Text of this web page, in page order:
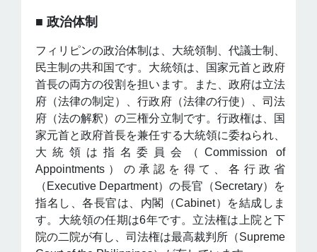
■ 政治体制
フィリピンの政治体制は、大統領制、代議士制、
民主制の共和国です。大統領は、国家元首と政府
首長の両方の役割を担います。また、政府は立法
府（法律の制定）、行政府（法律の行使）、司法
府（法の解釈）の三権分立制です。行政権は、国
家元首と政府首長を兼任する大統領に委ねられ、
大統領は指名委員会（Commission of
Appointments）の承認を得て、各行政省
（Executive Department）の長官（Secretary）を
指名し、各長官は、内閣（Cabinet）を結成しま
す。大統領の任期は6年です。立法権は上院と下
院の二院が有し、司法権は最高裁判所（Supreme